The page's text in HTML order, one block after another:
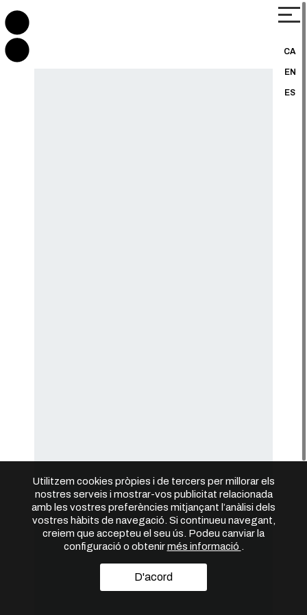
CA
EN
ES
Utilitzem cookies pròpies i de tercers per millorar els
nostres serveis i mostrar-vos publicitat relacionada
amb les vostres preferències mitjançant l’anàlisi dels
vostres hàbits de navegació. Si continueu navegant,
creiem que accepteu el seu ús. Podeu canviar la
configuració o obtenirmés informació
D'acord